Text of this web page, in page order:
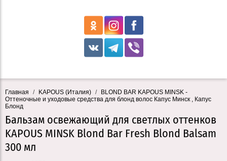
Главная / KAPOUS (Италия) /
BLOND BAR KAPOUS MINSK -
Оттеночные и уходовые средства для блонд волос Капус Минск , Капус
Блонд
Бальзам освежающий для светлых оттенков
KAPOUS MINSK Blond Bar Fresh Blond Balsam
300 мл